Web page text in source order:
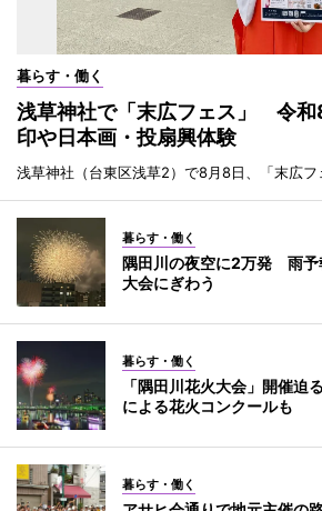
暮らす・働く
浅草神社で「末広フェス」 令
印や日本画・投扇興体験
浅草神社（台東区浅草2）で8月8日、「末広フ
暮らす・働く
隅田川の夜空に2万発 雨予
大会にぎわう
暮らす・働く
「隅田川花火大会」開催迫
による花火コンクールも
暮らす・働く